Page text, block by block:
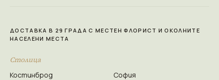
ДОСТАВКА В 29 ГРАДА С МЕСТЕН ФЛОРИСТ И ОКОЛНИТЕ
НАСЕЛЕНИ МЕСТА
Столица
Костинброд София